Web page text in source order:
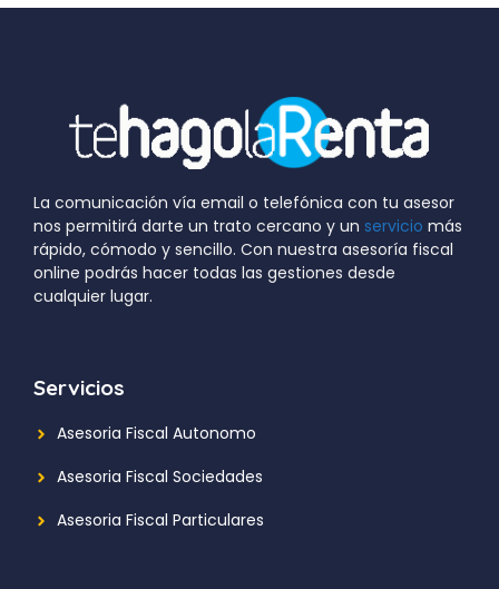
La comunicación vía email o telefónica con tu asesor
nos permitirá darte un trato cercano y un servicio más
rápido, cómodo y sencillo. Con nuestra asesoría fiscal
online podrás hacer todas las gestiones desde
cualquier lugar.
Servicios
Asesoria Fiscal Autonomo
Asesoria Fiscal Sociedades
Asesoria Fiscal Particulares